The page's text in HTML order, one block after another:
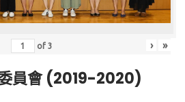
of3 › »
員會 (2019-2020)